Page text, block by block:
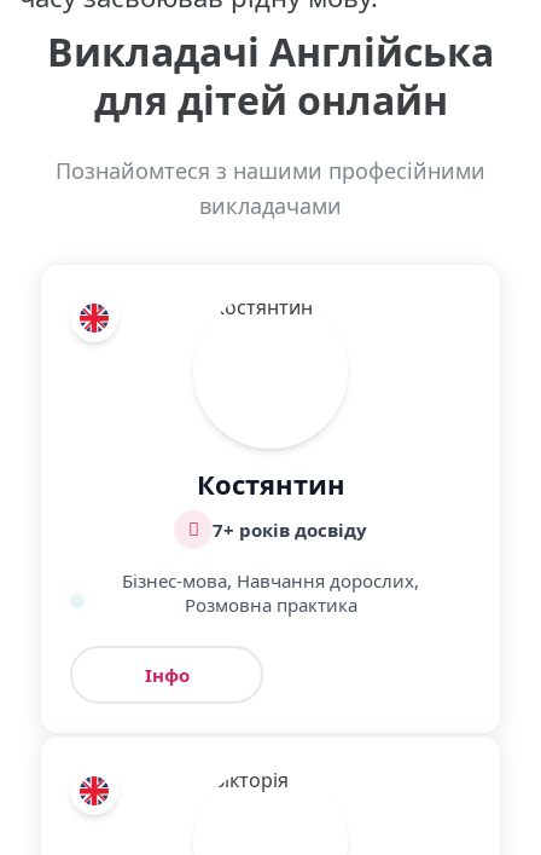
Викладачі Англійська
для дітей онлайн
Познайомтеся з нашими професійними
викладачами
Костянтин
7+ років досвіду
Бізнес-мова, Навчання дорослих,
Розмовна практика
Інфо